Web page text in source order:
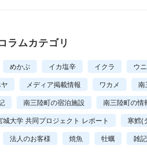
ラムカテゴリ
めかぶ イカ塩辛 イクラ ウニ
メディア掲載情報 ワカメ 南
南三陸町の宿泊施設 南三陸町の情
城大学 共同プロジェクト レポート 寒鱈(
法人のお客様 焼魚 牡蠣 雑記